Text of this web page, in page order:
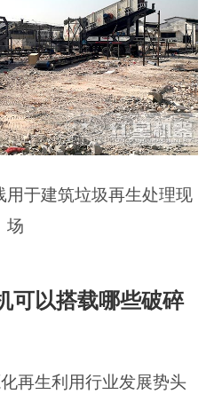
于建筑垃圾再生处理现
场
可以搭载哪些破碎
再生利用行业发展势头